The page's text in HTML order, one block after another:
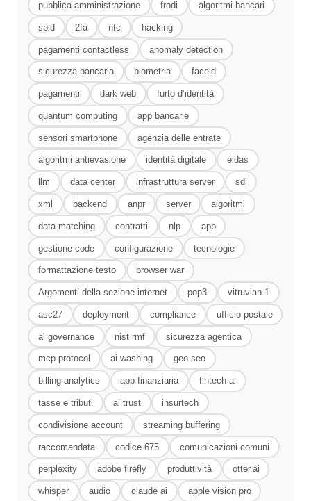
pubblica amministrazione frodi algoritmi bancari
spid 2fa nfc hacking
pagamenti contactless anomaly detection
sicurezza bancaria biometria faceid
pagamenti dark web furto d’identità
quantum computing app bancarie
sensori smartphone agenzia delle entrate
algoritmi antievasione identità digitale eidas
llm data center infrastruttura server sdi
xml backend anpr server algoritmi
data matching contratti nlp app
gestione code configurazione tecnologie
formattazione testo browser war
Argomenti della sezione internet pop3 vitruvian-1
asc27 deployment compliance ufficio postale
ai governance nist rmf sicurezza agentica
mcp protocol ai washing geo seo
billing analytics app finanziaria fintech ai
tasse e tributi ai trust insurtech
condivisione account streaming buffering
raccomandata codice 675 comunicazioni comuni
perplexity adobe firefly produttività otter.ai
whisper audio claude ai apple vision pro